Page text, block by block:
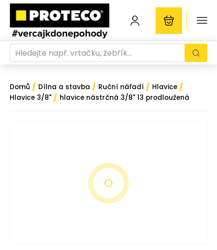
Domů / Dílna a stavba / Ruční nářadí / Hlavice /
Hlavice 3/8" / hlavice nástrčná 3/8" 13 prodloužená